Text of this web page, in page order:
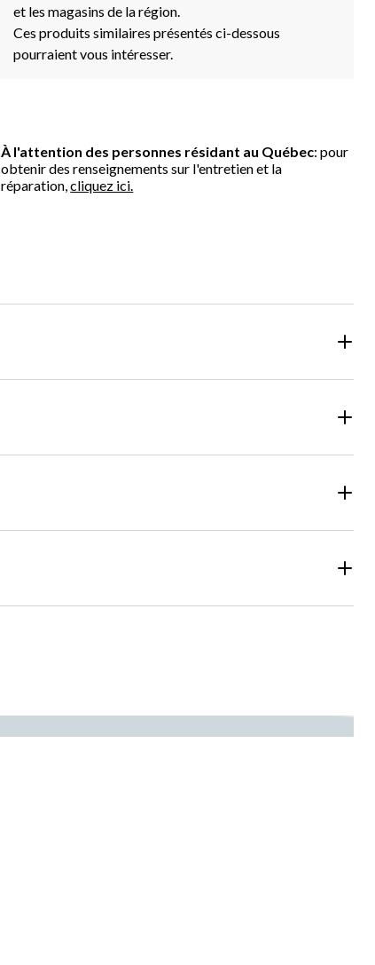
et les magasins de la région.
Ces produits similaires présentés ci-dessous
pourraient vous intéresser.
À l'attention des personnes résidant au Québec: pour
obtenir des renseignements sur l'entretien et la
réparation,cliquez ici.